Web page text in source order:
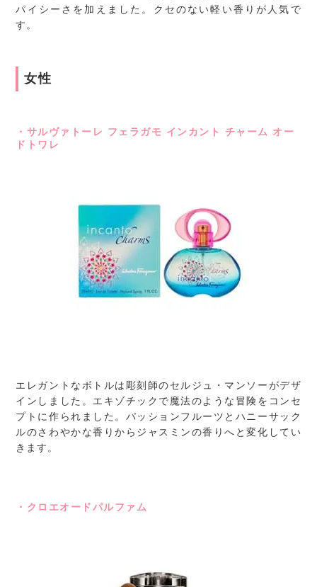
パイシーさを加えました。クセのない軽い香りが人気で
す。
女性
・サルヴァトーレ フェラガモ インカント チャーム オー
ドトワレ
エレガントなボトルは彫刻師のセルジュ・マンソーがデザ
インしました。エキゾチックで魔法のような冒険をコンセ
プトに作られました。パッションフルーツとハニーサック
ルのさわやかな香りからジャスミンの香りへと変化してい
きます。
・クロエオードパルファム